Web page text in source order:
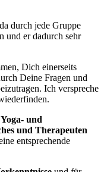
durch jede Gruppe
und er dadurch sehr
Dich einerseits
Deine Fragen und
Ich verspreche
und
und Therapeuten
entsprechende